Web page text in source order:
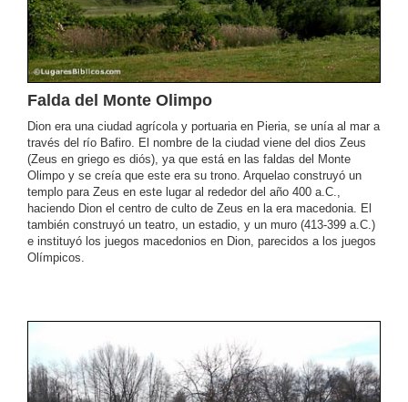
Falda del Monte Olimpo
Dion era una ciudad agrícola y portuaria en Pieria, se unía al mar a
través del río Bafiro. El nombre de la ciudad viene del dios Zeus
(Zeus en griego es diós), ya que está en las faldas del Monte
Olimpo y se creía que este era su trono. Arquelao construyó un
templo para Zeus en este lugar al rededor del año 400 a.C.,
haciendo Dion el centro de culto de Zeus en la era macedonia. El
también construyó un teatro, un estadio, y un muro (413-399 a.C.)
e instituyó los juegos macedonios en Dion, parecidos a los juegos
Olímpicos.